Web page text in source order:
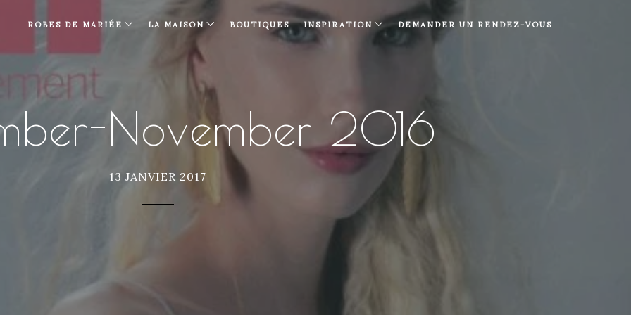
ROBES DE MARIÉE LA MAISON BOUTIQUES INSPIRATION DEMANDER UN RENDEZ-VOUS
November 2016
13 JANVIER 2017